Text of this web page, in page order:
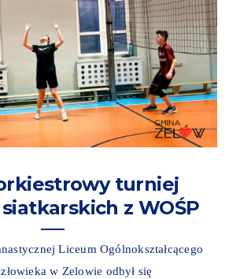
turniej
z WOŚP
Liceum Ogólnokształcącego
w Zelowie odbył się